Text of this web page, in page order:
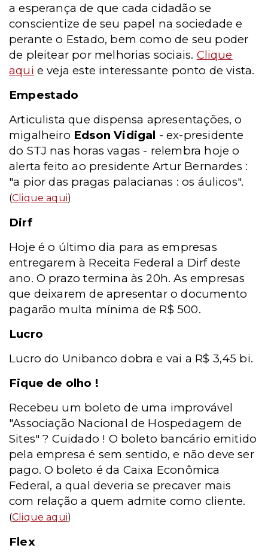
a esperança de que cada cidadão se
conscientize de seu papel na sociedade e
perante o Estado, bem como de seu poder
de pleitear por melhorias sociais. Clique
aqui e veja este interessante ponto de vista.
Empestado
Articulista que dispensa apresentações, o
migalheiro Edson Vidigal - ex-presidente
do STJ nas horas vagas - relembra hoje o
alerta feito ao presidente Artur Bernardes :
"a pior das pragas palacianas : os áulicos".
(Clique aqui)
Dirf
Hoje é o último dia para as empresas
entregarem à Receita Federal a Dirf deste
ano. O prazo termina às 20h. As empresas
que deixarem de apresentar o documento
pagarão multa mínima de R$ 500.
Lucro
Lucro do Unibanco dobra e vai a R$ 3,45 bi.
Fique de olho !
Recebeu um boleto de uma improvável
"Associação Nacional de Hospedagem de
Sites" ? Cuidado ! O boleto bancário emitido
pela empresa é sem sentido, e não deve ser
pago. O boleto é da Caixa Econômica
Federal, a qual deveria se precaver mais
com relação a quem admite como cliente.
(Clique aqui)
Flex